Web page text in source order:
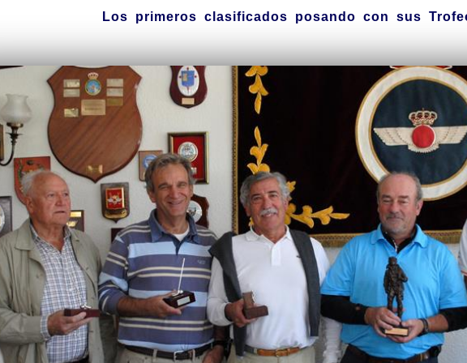
Los primeros clasificados posando con sus